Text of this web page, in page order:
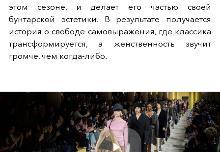
этом сезоне, и делает его частью своей
бунтарской эстетики. В результате получается
история о свободе самовыражения, где классика
трансформируется, а женственность звучит
громче, чем когда-либо.